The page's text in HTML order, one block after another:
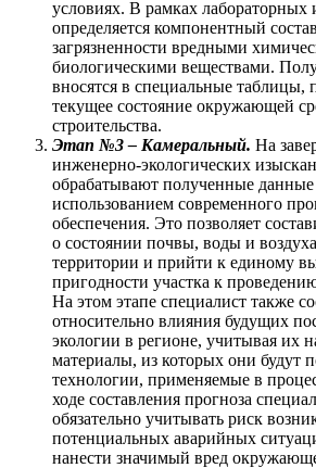
условиях. В рамках лабораторных
определяется компонентный
загрязненности вредными
биологическими веществами.
вносятся в специальные таблицы,
текущее состояние окружающей
строительства.
Этап №3 – Камеральный. На
инженерно-экологических
обрабатывают полученные
использованием современного
обеспечения. Это позволяет
о состоянии почвы, воды и
территории и прийти к единому
пригодности участка к
На этом этапе специалист также
относительно влияния будущих
экологии в регионе, учитывая их
материалы, из которых они будут
технологии, применяемые в
ходе составления прогноза
обязательно учитывать риск
потенциальных аварийных
нанести значимый вред